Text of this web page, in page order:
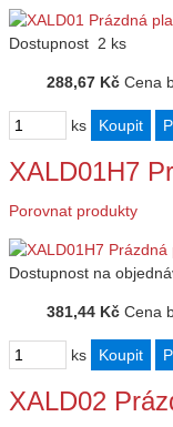
Dostupnost 2 ks
288,67 Kč Cena
ks
XALD01H7
Porovnat produkty
Dostupnost na
381,44 Kč Cena
ks
XALD02